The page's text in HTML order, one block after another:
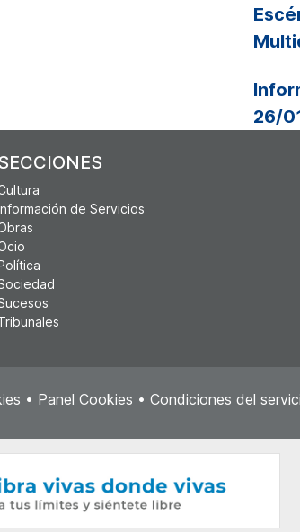
26/
de Servicios
• Panel Cookies • Condiciones del